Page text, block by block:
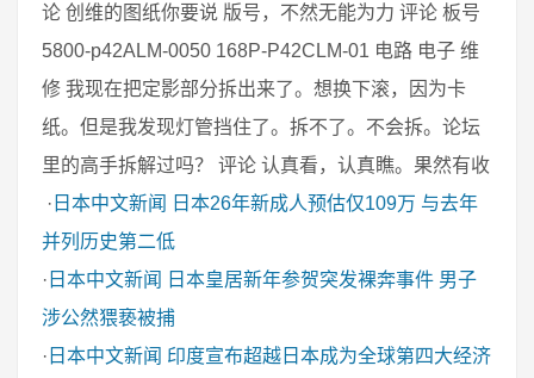
论 创维的图纸你要说 版号，不然无能为力 评论 板号
5800-p42ALM-0050 168P-P42CLM-01 电路 电子 维
修 我现在把定影部分拆出来了。想换下滚，因为卡
纸。但是我发现灯管挡住了。拆不了。不会拆。论坛
里的高手拆解过吗？ 评论 认真看，认真瞧。果然有收
· 日本中文新闻
日本26年新成人预估仅109万 与去年
并列历史第二低
· 日本中文新闻
日本皇居新年参贺突发裸奔事件 男子
涉公然猥亵被捕
· 日本中文新闻 印度宣布超越日本成为全球第四大经济